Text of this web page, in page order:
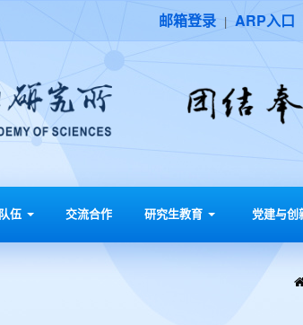
邮箱登录 | ARP入口
伍 交流合作 研究生教育 党建与创